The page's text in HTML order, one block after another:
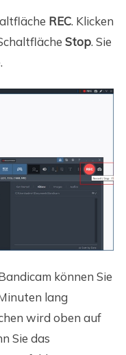
REC. Klicken
Stop. Sie
können Sie
lang
wird oben auf
Sie das